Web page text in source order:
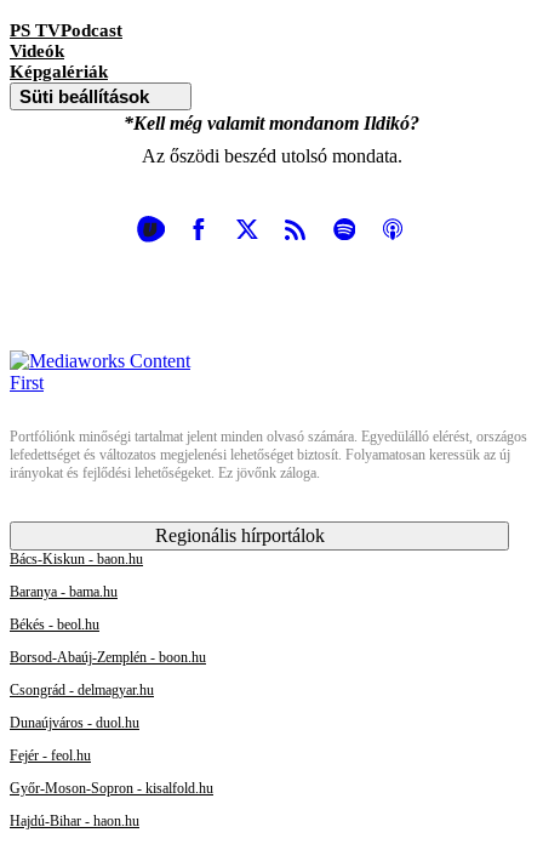
PS TVPodcast
Videók
Képgalériák
Süti beállítások
*Kell még valamit mondanom Ildikó?
Az őszödi beszéd utolsó mondata.
Portfóliónk minőségi tartalmat jelent minden olvasó számára. Egyedülálló elérést, országos
lefedettséget és változatos megjelenési lehetőséget biztosít. Folyamatosan keressük az új
irányokat és fejlődési lehetőségeket. Ez jövőnk záloga.
Regionális hírportálok
Bács-Kiskun - baon.hu
Baranya - bama.hu
Békés - beol.hu
Borsod-Abaúj-Zemplén - boon.hu
Csongrád - delmagyar.hu
Dunaújváros - duol.hu
Fejér - feol.hu
Győr-Moson-Sopron - kisalfold.hu
Hajdú-Bihar - haon.hu